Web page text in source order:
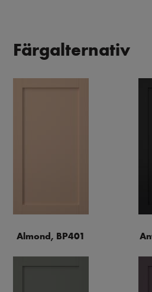
Färgalternativ
Almond, BP401